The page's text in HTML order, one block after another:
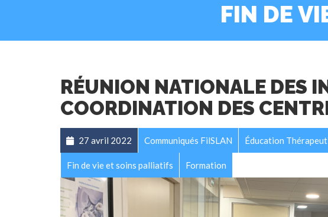
FIN DE
RÉUNION NATIONALE DES
COORDINATION DES
27 avril 2022 Communiqués FilSLAN Éducation
Fin de vie et soins palliatifs Formation